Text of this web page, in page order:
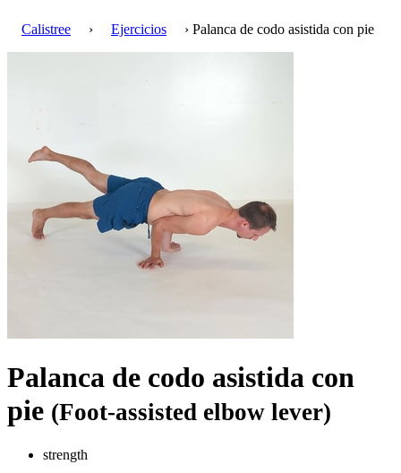
Calistree › Ejercicios › Palanca de codo asistida con pie
Palanca de codo asistida con
pie (Foot-assisted elbow lever)
strength